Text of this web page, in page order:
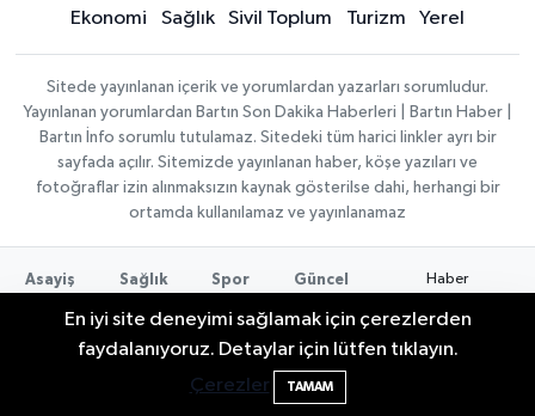
Ekonomi
Sağlık Sivil Toplum Turizm Yerel
Sitede yayınlanan içerik ve yorumlardan yazarları sorumludur.
Yayınlanan yorumlardan Bartın Son Dakika Haberleri | Bartın Haber |
Bartın İnfo sorumlu tutulamaz. Sitedeki tüm harici linkler ayrı bir
sayfada açılır. Sitemizde yayınlanan haber, köşe yazıları ve
fotoğraflar izin alınmaksızın kaynak gösterilse dahi, herhangi bir
ortamda kullanılamaz ve yayınlanamaz
Asayiş Sağlık Spor
Güncel
Magazin
Künye
Konaklama tesisleri
Bartın Medya
Haber
Bilişim
Copyright ©
En iyi site deneyimi sağlamak için çerezlerden
faydalanıyoruz. Detaylar için lütfen tıklayın.
Çerezler
TAMAM
Bartın'da Şafak Operasyonu: 5 Gözaltı, 4
Şüpheli Aranıyor